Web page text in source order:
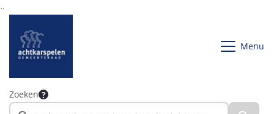
Ga naar de inhoud van deze pagina
Ga naar het zoeken
Ga naar het menu
Menu
Zoeken